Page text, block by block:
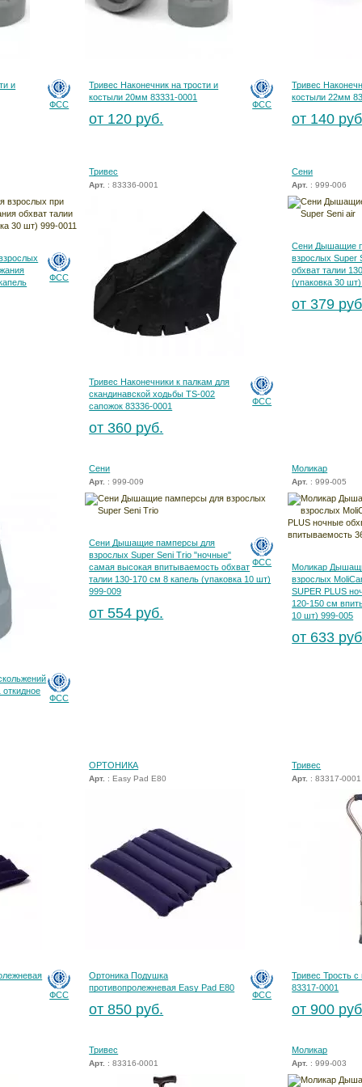
ФСС
и
ФСС
Тривес Наконечник на трости и
костыли 20мм 83331-0001
от 120 руб.
Тривес
костыли 22мм
от 140
ФСС
Тривес
Арт. : 83336-0001
ФСС
Тривес Наконечники к палкам для
скандинавской ходьбы TS-002
сапожок 83336-0001
от 360 руб.
Сени
Арт. : 999-006
Сени Дышащие
взрослых Super
обхват талии
(упаковка 30
от 379
ФСС
откидное
Сени
Арт. : 999-009
ФСС
Сени Дышащие памперсы для
взрослых Super Seni Trio "ночные"
самая высокая впитываемость обхват
талии 130-170 см 8 капель (упаковка 10 шт)
999-009
от 554 руб.
Моликар
Арт. : 999-005
Моликар
взрослых
SUPER PLUS
120-150 см
10 шт) 999-005
от 633
ФСС
ОРТОНИКА
Арт. : Easy Pad E80
ФСС
Ортоника Подушка
противопролежневая Easy Pad E80
от 850 руб.
Тривес
Арт. : 83317-0001
Тривес Трость с
83317-0001
от 900
Тривес
Арт. : 83316-0001
Моликар
Арт. : 999-003